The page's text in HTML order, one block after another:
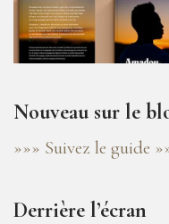
Nouveau sur le
»»» Suivez le guide
Derrière l’écran